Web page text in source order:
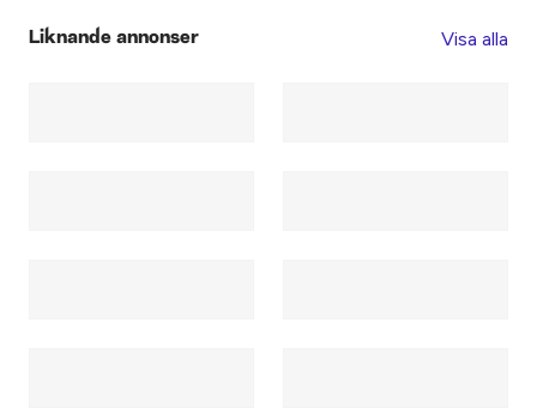
Liknande annonser Visa alla